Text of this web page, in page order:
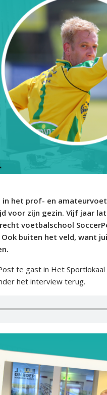
in het prof- en
voor zijn gezin. Vijf jaar
voetbalschool
Ook buiten het veld, want
te gast in Het
het interview terug.